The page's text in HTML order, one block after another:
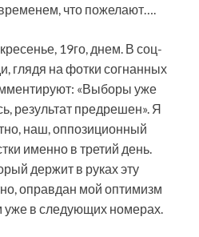
что пожелают….
19­го, днем. В соц­
глядя на фотки согнанных
«Выборы уже
результат предрешен». Я
наш, оппозиционный
именно в третий день.
держит в руках эту
оправдан мой оптимизм
уже в следующих номерах.